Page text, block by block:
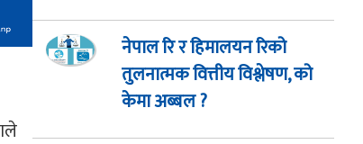
नेपाल रि र हिमालयन रिको
तुलनात्मक वित्तीय विश्लेषण, को
केमा अब्बल ?